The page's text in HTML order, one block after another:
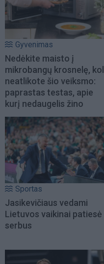
Gyvenimas
Nedėkite maisto į
mikrobangų krosnelę, kol
neatlikote šio veiksmo:
paprastas testas, apie
kurį nedaugelis žino
Sportas
Jasikevičiaus vedami
Lietuvos vaikinai patiesė
serbus